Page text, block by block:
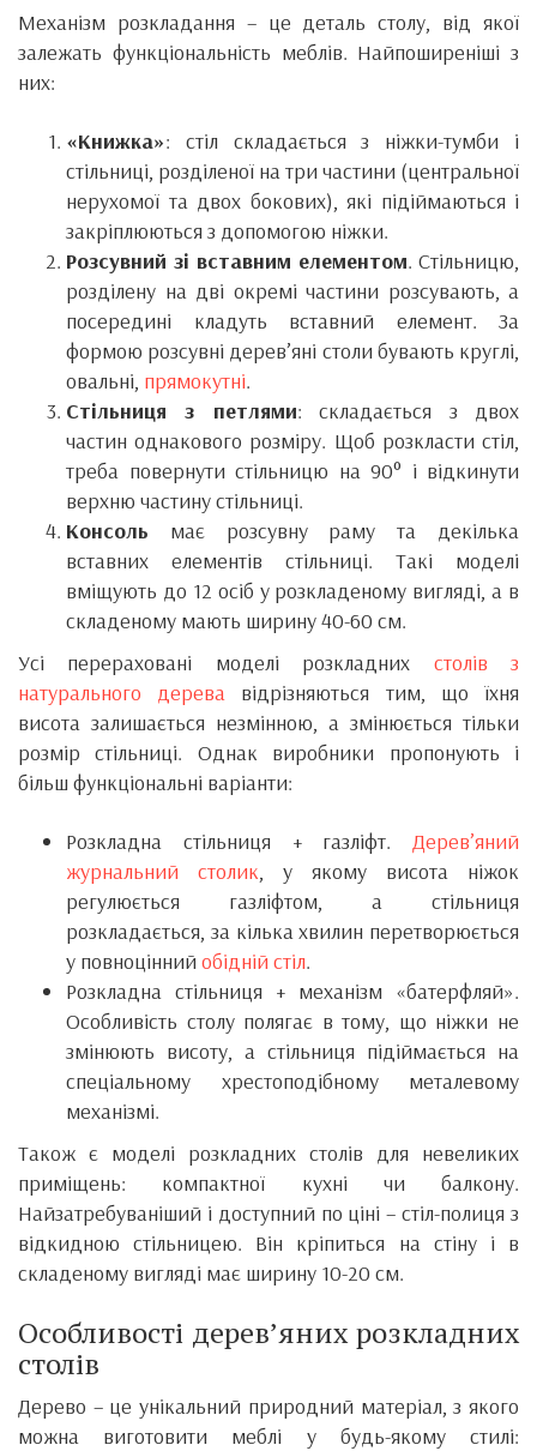
Механізм розкладання – це деталь столу, від якої
залежать функціональність меблів. Найпоширеніші з
них:
«Книжка»: стіл складається з ніжки-тумби і
стільниці, розділеної на три частини (центральної
нерухомої та двох бокових), які підіймаються і
закріплюються з допомогою ніжки.
Розсувний зі вставним елементом. Стільницю,
розділену на дві окремі частини розсувають, а
посередині кладуть вставний елемент. За
формою розсувні дерев’яні столи бувають круглі,
овальні, прямокутні.
Стільниця з петлями: складається з двох
частин однакового розміру. Щоб розкласти стіл,
треба повернути стільницю на 90° і відкинути
верхню частину стільниці.
Консоль має розсувну раму та декілька
вставних елементів стільниці. Такі моделі
вміщують до 12 осіб у розкладеному вигляді, а в
складеному мають ширину 40-60 см.
Усі перераховані моделі розкладних столів з
натурального дерева відрізняються тим, що їхня
висота залишається незмінною, а змінюється тільки
розмір стільниці. Однак виробники пропонують і
більш функціональні варіанти:
Розкладна стільниця + газліфт. Дерев’яний
журнальний столик, у якому висота ніжок
регулюється газліфтом, а стільниця
розкладається, за кілька хвилин перетворюється
у повноцінний обідній стіл.
Розкладна стільниця + механізм «батерфляй».
Особливість столу полягає в тому, що ніжки не
змінюють висоту, а стільниця підіймається на
спеціальному хрестоподібному металевому
механізмі.
Також є моделі розкладних столів для невеликих
приміщень: компактної кухні чи балкону.
Найзатребуваніший і доступний по ціні – стіл-полиця з
відкидною стільницею. Він кріпиться на стіну і в
складеному вигляді має ширину 10-20 см.
Особливості дерев’яних розкладних
столів
Дерево – це унікальний природний матеріал, з якого
можна виготовити меблі у будь-якому стилі: